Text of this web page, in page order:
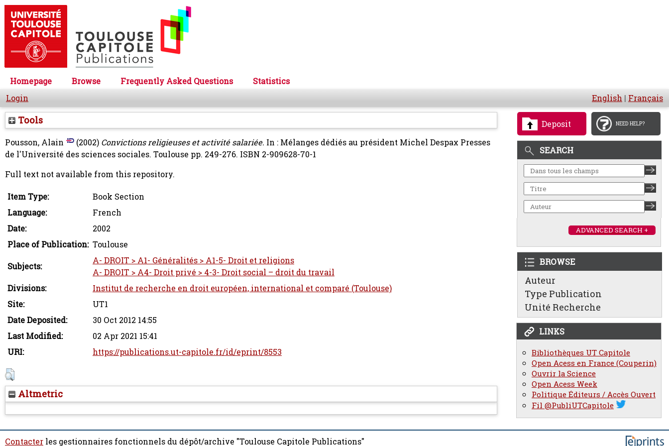
Homepage Browse Frequently Asked Questions
Statistics
Login
English | Français
Deposit NEED HELP?
SEARCH
ADVANCED SEARCH +
BROWSE
Auteur
Type Publication
Unité Recherche
LINKS
Bibliothèques UT Capitole
Open Acess en France (Couperin)
Ouvrir la Science
Open Acess Week
Politique Éditeurs / Accès Ouvert
Fil @PubliUTCapitole
Tools
Pousson, Alain (2002) Convictions religieuses et activité salariée. In : Mélanges dédiés au président Michel Despax Presses
de l'Université des sciences sociales. Toulouse pp. 249-276. ISBN 2-909628-70-1
Full text not available from this repository.
Item Type:
Book Section
Language:
French
Date:
2002
Place of Publication: Toulouse
Subjects:
A- DROIT > A1- Généralités > A1-5- Droit et religions
A- DROIT > A4- Droit privé > 4-3- Droit social – droit du travail
Divisions:
Institut de recherche en droit européen, international et comparé (Toulouse)
Site:
UT1
Date Deposited:
30 Oct 2012 14:55
Last Modified:
02 Apr 2021 15:41
URI:
https://publications.ut-capitole.fr/id/eprint/8553
Altmetric
Contacter les gestionnaires fonctionnels du dépôt/archive "Toulouse Capitole Publications"